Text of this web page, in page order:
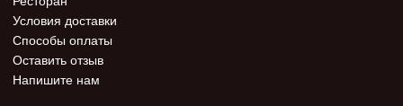
Условия доставки
Способы оплаты
Оставить отзыв
Напишите нам